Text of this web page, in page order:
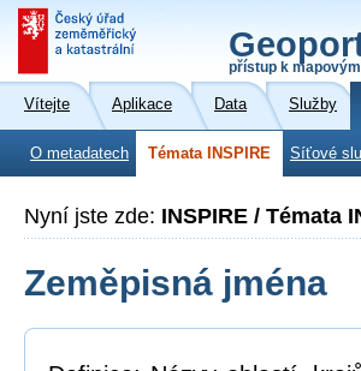
přístup k
Vítejte Aplikace Data Služby
O metadatech Témata INSPIRE Síťové
Nyní jste zde: INSPIRE / Témata
Zeměpisná jména